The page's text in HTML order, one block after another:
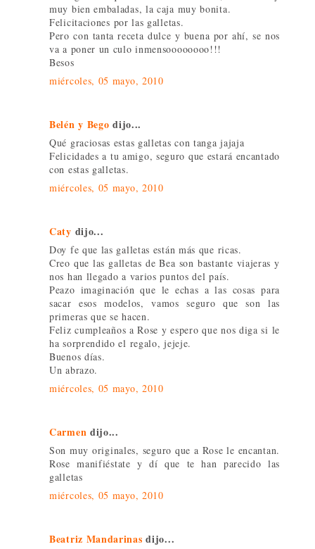
muy bien embaladas, la caja muy bonita.
Felicitaciones por las galletas.
Pero con tanta receta dulce y buena por ahí, se nos
va a poner un culo inmensoooooooo!!!
Besos
miércoles, 05 mayo, 2010
Belén y Bego dijo...
Qué graciosas estas galletas con tanga jajaja
Felicidades a tu amigo, seguro que estará encantado
con estas galletas.
miércoles, 05 mayo, 2010
Caty dijo...
Doy fe que las galletas están más que ricas.
Creo que las galletas de Bea son bastante viajeras y
nos han llegado a varios puntos del país.
Peazo imaginación que le echas a las cosas para
sacar esos modelos, vamos seguro que son las
primeras que se hacen.
Feliz cumpleaños a Rose y espero que nos diga si le
ha sorprendido el regalo, jejeje.
Buenos días.
Un abrazo.
miércoles, 05 mayo, 2010
Carmen dijo...
Son muy originales, seguro que a Rose le encantan.
Rose manifiéstate y dí que te han parecido las
galletas
miércoles, 05 mayo, 2010
Beatriz Mandarinas dijo...